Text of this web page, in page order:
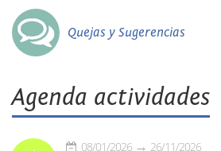
Quejas y Sugerencias
Agenda actividades
08/01/2026 26/11/2026